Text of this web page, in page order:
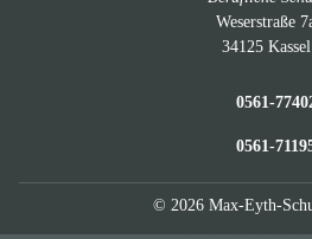
Weserstraße
34125 Kassel
0561-
0561-
© 2026 Max-Eyth-